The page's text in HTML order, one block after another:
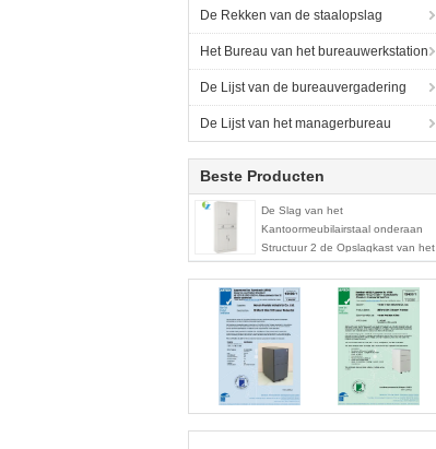
De Rekken van de staalopslag
Het Bureau van het bureauwerkstation
De Lijst van de bureauvergadering
De Lijst van het managerbureau
Beste Producten
De Slag van het
Kantoormeubilairstaal onderaan
Structuur 2 de Opslagkast van het
Ladedossier